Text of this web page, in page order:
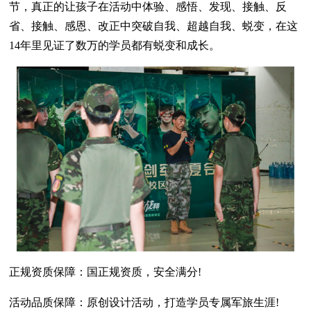
节，真正的让孩子在活动中体验、感悟、发现、接触、反
省、接触、感恩、改正中突破自我、超越自我、蜕变，在这
14年里见证了数万的学员都有蜕变和成长。
正规资质保障：国正规资质，安全满分!
活动品质保障：原创设计活动，打造学员专属军旅生涯!